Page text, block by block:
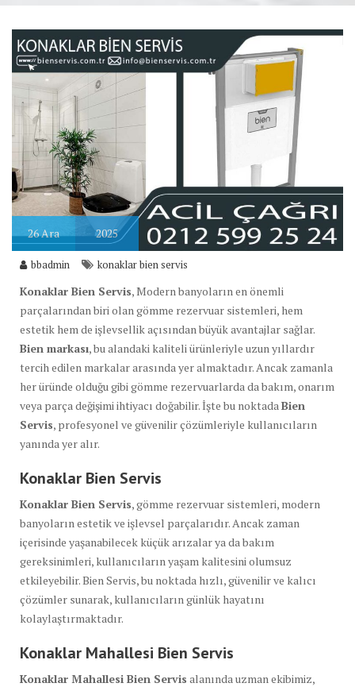
26Ara 2025
bbadmin konaklar bien servis
Konaklar Bien Servis, Modern banyoların en önemli
parçalarından biri olan gömme rezervuar sistemleri, hem
estetik hem de işlevsellik açısından büyük avantajlar sağlar.
Bien markası, bu alandaki kaliteli ürünleriyle uzun yıllardır
tercih edilen markalar arasında yer almaktadır. Ancak zamanla
her üründe olduğu gibi gömme rezervuarlarda da bakım, onarım
veya parça değişimi ihtiyacı doğabilir. İşte bu noktada Bien
Servis, profesyonel ve güvenilir çözümleriyle kullanıcıların
yanında yer alır.
Konaklar Bien Servis
Konaklar Bien Servis, gömme rezervuar sistemleri, modern
banyoların estetik ve işlevsel parçalarıdır. Ancak zaman
içerisinde yaşanabilecek küçük arızalar ya da bakım
gereksinimleri, kullanıcıların yaşam kalitesini olumsuz
etkileyebilir. Bien Servis, bu noktada hızlı, güvenilir ve kalıcı
çözümler sunarak, kullanıcıların günlük hayatını
kolaylaştırmaktadır.
Konaklar Mahallesi Bien Servis
Konaklar Mahallesi Bien Servis alanında uzman ekibimiz,